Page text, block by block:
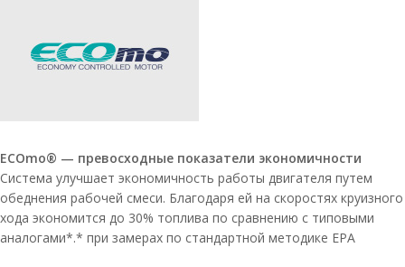
ECOmo® — превосходные показатели экономичности
Система улучшает экономичность работы двигателя путем
обеднения рабочей смеси. Благодаря ей на скоростях круизного
хода экономится до 30% топлива по сравнению с типовыми
аналогами*.* при замерах по стандартной методике EPA